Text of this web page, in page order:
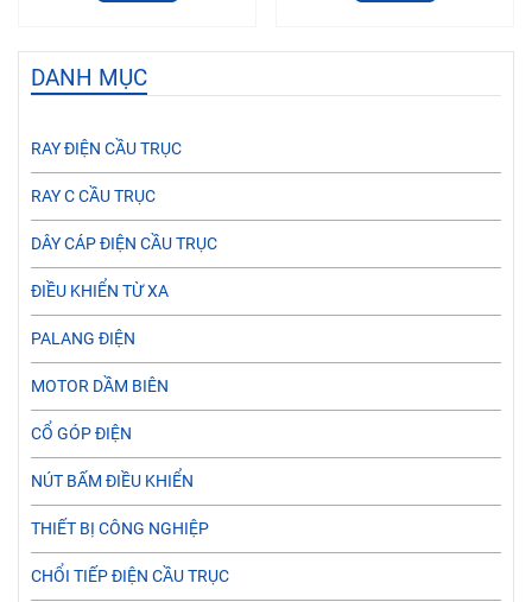
DANH MỤC
RAY ĐIỆN CẦU TRỤC
RAY C CẦU TRỤC
DÂY CÁP ĐIỆN CẦU TRỤC
ĐIỀU KHIỂN TỪ XA
PALANG ĐIỆN
MOTOR DẦM BIÊN
CỔ GÓP ĐIỆN
NÚT BẤM ĐIỀU KHIỂN
THIẾT BỊ CÔNG NGHIỆP
CHỔI TIẾP ĐIỆN CẦU TRỤC